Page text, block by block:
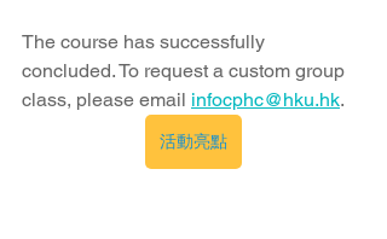
The course has successfully
concluded. To request a custom group
class, please email infocphc@hku.hk.
活動亮點